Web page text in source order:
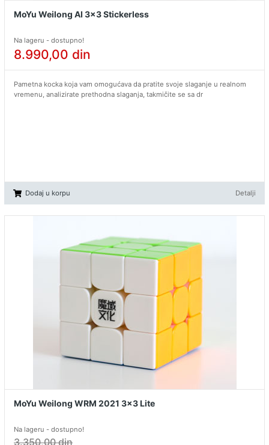
MoYu Weilong AI 3x3 Stickerless
Na lageru - dostupno!
8.990,00 din
Pametna kocka koja vam omogućava da pratite svoje slaganje u realnom
vremenu, analizirate prethodna slaganja, takmičite se sa dr
Dodaj u korpu Detalji
MoYu Weilong WRM 2021 3x3 Lite
Na lageru - dostupno!
3.350,00din